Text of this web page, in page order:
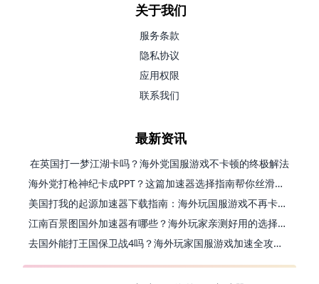
关于我们
服务条款
隐私协议
应用权限
联系我们
最新资讯
在英国打一梦江湖卡吗？海外党国服游戏不卡顿的终极解法
海外党打枪神纪卡成PPT？这篇加速器选择指南帮你丝滑上分
美国打我的起源加速器下载指南：海外玩国服游戏不再卡的终极方案
江南百景图国外加速器有哪些？海外玩家亲测好用的选择与避坑指南
去国外能打王国保卫战4吗？海外玩家国服游戏加速全攻略（附公主连结幻想江湖实测）